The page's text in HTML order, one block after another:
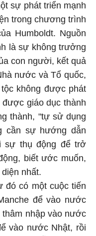
sự phát triển mạnh
trong chương trình
Humboldt. Nguồn
là sự không trưởng
con người, kết quả
nước và Tổ quốc,
không được phát
giáo dục thành
thành, "tự sử dụng
cần sự hướng dẫn
sự thụ động để trở
biết ước muốn,
nhất.
đó có một cuộc tiến
để vào nước
nhập vào nước
vào nước Nhật, rồi